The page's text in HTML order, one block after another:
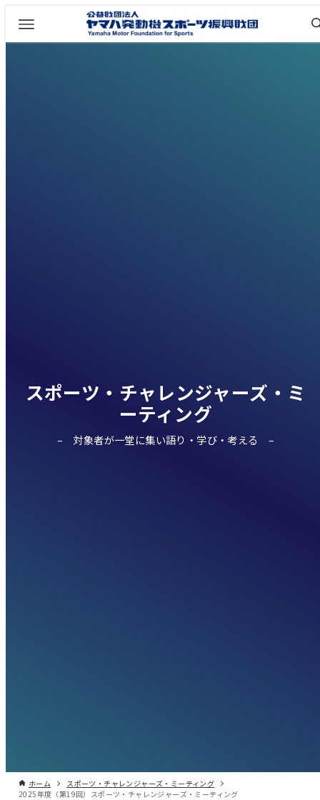
スポーツ・チャレンジャーズ・ミ
ーティング
対象者が一堂に集い語り・学び・考える
ホーム
スポーツ・チャレンジャーズ・ミーティング
2025年度（第19回）スポーツ・チャレンジャーズ・ミーティング